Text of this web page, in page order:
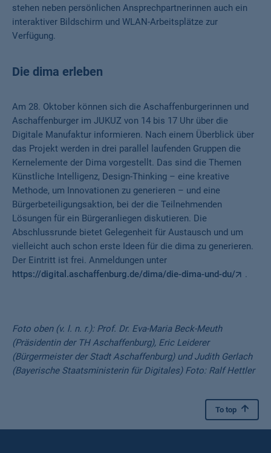
stehen neben persönlichen Ansprechpartnerinnen auch ein
interaktiver Bildschirm und WLAN-Arbeitsplätze zur
Verfügung.
Die dima erleben
Am 28. Oktober können sich die Aschaffenburgerinnen und
Aschaffenburger im JUKUZ von 14 bis 17 Uhr über die
Digitale Manufaktur informieren. Nach einem Überblick über
das Projekt werden in drei parallel laufenden Gruppen die
Kernelemente der Dima vorgestellt. Das sind die Themen
Künstliche Intelligenz, Design-Thinking – eine kreative
Methode, um Innovationen zu generieren – und eine
Bürgerbeteiligungsaktion, bei der die Teilnehmenden
Lösungen für ein Bürgeranliegen diskutieren. Die
Abschlussrunde bietet Gelegenheit für Austausch und um
vielleicht auch schon erste Ideen für die dima zu generieren.
Der Eintritt ist frei. Anmeldungen unter
https://digital.aschaffenburg.de/dima/die-dima-und-du/
.
Foto oben (v. l. n. r.): Prof. Dr. Eva-Maria Beck-Meuth
(Präsidentin der TH Aschaffenburg), Eric Leiderer
(Bürgermeister der Stadt Aschaffenburg) und Judith Gerlach
(Bayerische Staatsministerin für Digitales) Foto: Ralf Hettler
To top